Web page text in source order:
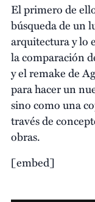
El primero de
búsqueda de un
arquitectura y lo
la comparación
y el remake de
para hacer un
sino como una
través de
obras.
[embed]